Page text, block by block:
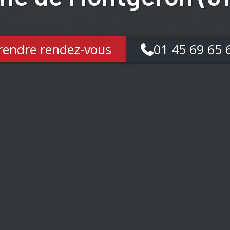
rendez-vous 01 45 69 65